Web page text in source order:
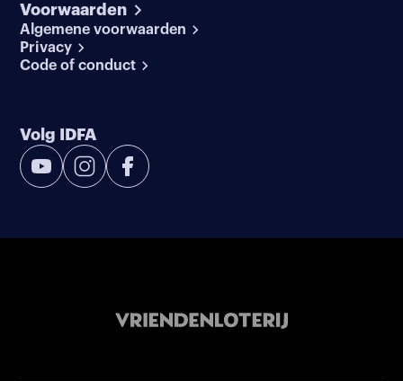
Voorwaarden
Algemene voorwaarden
Privacy
Code of conduct
Volg IDFA